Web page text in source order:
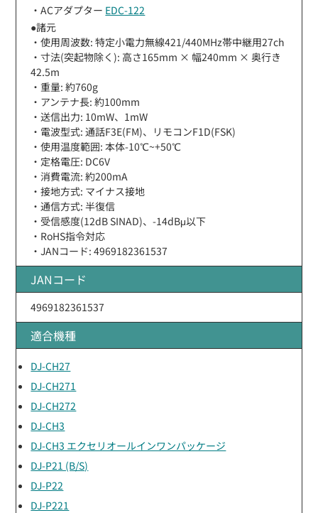
・ACアダプター EDC-122
●諸元
・使用周波数: 特定小電力無線421/440MHz帯中継用27ch
・寸法(突起物除く): 高さ165mm × 幅240mm × 奥行き
42.5m
・重量: 約760g
・アンテナ長: 約100mm
・送信出力: 10mW、1mW
・電波型式: 通話F3E(FM)、リモコンF1D(FSK)
・使用温度範囲: 本体-10℃~+50℃
・定格電圧: DC6V
・消費電流: 約200mA
・接地方式: マイナス接地
・通信方式: 半復信
・受信感度(12dB SINAD)、-14dBμ以下
・RoHS指令対応
・JANコード: 4969182361537
JANコード
4969182361537
適合機種
DJ-CH27
DJ-CH271
DJ-CH272
DJ-CH3
DJ-CH3 エクセリオールインワンパッケージ
DJ-P21 (B/S)
DJ-P22
DJ-P221